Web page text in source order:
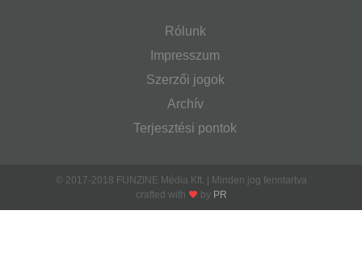
Rólunk
Impresszum
Szerzői jogok
Archív
Terjesztési pontok
© 2017-2018 FUNZINE Média Kft. | Minden jog fenntartva
crafted with
by PR